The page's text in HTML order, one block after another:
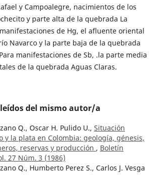
y Campoalegre, nacimientos de los
y parte alta de la quebrada La
de Hg, el afluente oriental
Navarco y la parte baja de la quebrada
manifestaciones de Sb, .la parte media
de la quebrada Aguas Claras.
del mismo autor/a
Q., Oscar H. Pulido U., Situación
y la plata en Colombia: geología, génesis,
reservas y producción , Boletín
27 Núm. 3 (1986)
Q., Humberto Perez S., Carlos J. Vesga